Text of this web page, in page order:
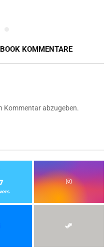
KOMMENTARE
Kommentar abzugeben.